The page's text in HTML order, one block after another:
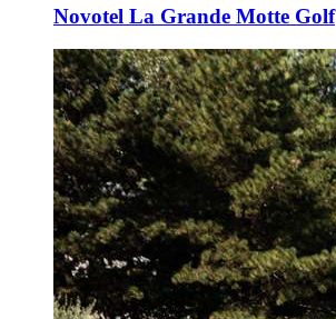
Novotel La Grande Motte Golf